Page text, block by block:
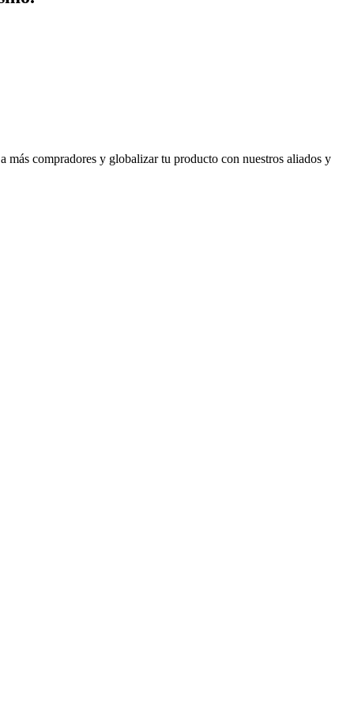
más compradores y globalizar tu producto con nuestros aliados y